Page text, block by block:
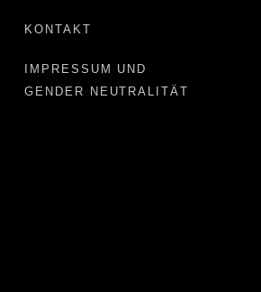
KONTAKT
IMPRESSUM UND
GENDER NEUTRALITÄT